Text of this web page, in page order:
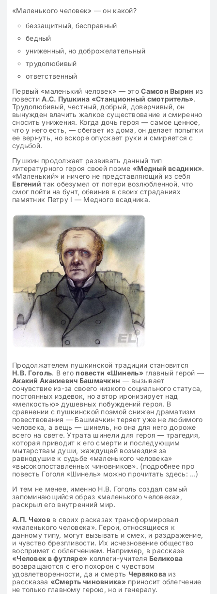
«Маленького человек» — он какой?
беззащитный, бесправный
бедный
униженный, но доброжелательный
трудолюбивый
ответственный
Первый «маленький человек» — этоСамсон Вырин из
повестиА.С. Пушкина «Станционный смотритель».
Трудолюбивый, честный, добрый, доверчивый, он
вынужден влачить жалкое существование и смиренно
сносить унижения. Когда дочь героя — самое ценное,
что у него есть, — сбегает из дома, он делает попытки
ее вернуть, но вскоре опускает руки и смиряется с
судьбой.
Пушкин продолжает развивать данный тип
литературного героя своей поэме «Медный всадник».
«Маленький» и ничего не представляющий из себя
Евгений так обезумел от потери возлюбленной, что
смог пойти на бунт, обвинив в своих страданиях
памятник Петру I — Медного всадника.
Продолжателем пушкинской традиции становится
Н.В. Гоголь. В его повести «Шинель»главный герой —
Акакий Акакиевич Башмачкин — вызывает
сочувствие из-за своего низкого социального статуса,
постоянных издевок, но автор иронизирует над
«мелкостью» душевных побуждений героя. В
сравнении с пушкинской поэмой снижен драматизм
повествования — Башмачкин теряет уже не любимого
человека, а вещь — шинель, но она для него дороже
всего на свете. Утрата шинели для героя — трагедия,
которая приводит к его смерти и последующим
мытарствам души, жаждущей возмездия за
равнодушие к судьбе «маленького человека»
«высокопоставленных чиновников». (подробнее про
повесть Гоголя «Шинель» можно прочитать здесь: …)
И тем не менее, именно Н.В. Гоголь создал самый
запоминающийся образ «маленького человека»,
раскрыл его внутренний мир.
А.П. Чеховв своих расказах трансформировал
«маленького человека». Герои, относящиеся к
данному типу, могут вызывать и смех, и раздражение,
и чувство брезгливости. Их исчезновение общество
воспримет с облегчением. Например, в рассказе
«Человек в футляре» коллеги-учителя Беликова
возвращаются с его похорон с чувством
удовлетворенности, да и смерть Червякова из
рассказаа «Смерть чиновника»приносит облегчение
не только главному герою, но и генералу.